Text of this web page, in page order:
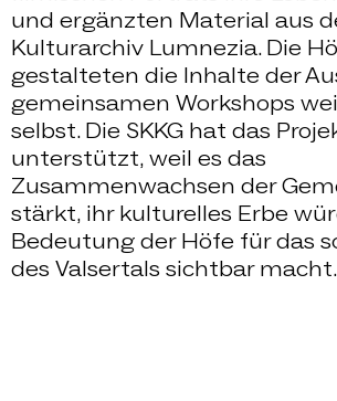
und ergänzten Material aus
Kulturarchiv Lumnezia. Die
gestalteten die Inhalte der
gemeinsamen Workshops
selbst. Die SKKG hat das
unterstützt, weil es das
Zusammenwachsen der
stärkt, ihr kulturelles Erbe
Bedeutung der Höfe für das
des Valsertals sichtbar macht.